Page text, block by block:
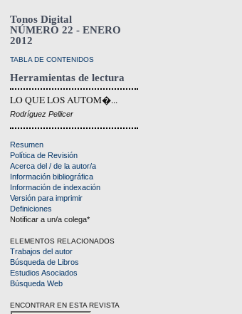
Tonos Digital
NÚMERO 22 - ENERO
2012
TABLA DE CONTENIDOS
Herramientas de lectura
LO QUE LOS AUTOM�...
Rodríguez Pellicer
Resumen
Política de Revisión
Acerca del / de la autor/a
Información bibliográfica
Información de indexación
Versión para imprimir
Definiciones
Notificar a un/a colega*
ELEMENTOS RELACIONADOS
Trabajos del autor
Búsqueda de Libros
Estudios Asociados
Búsqueda Web
ENCONTRAR EN ESTA REVISTA